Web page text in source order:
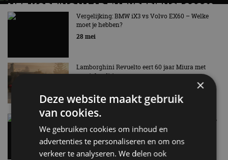
MET KORTING NAAR EV EXPERIENCE 2026?
AUTORAI REGELT HET!
EV Experience 2026 van 24 tot 26 september
Vergelijking: BMW iX3 vs Volvo EX60 – Welke
moet je hebben?
28 mei
Lamborghini Revuelto eert 60 jaar Miura met
speciale editie
Carbon fibre op je laadkabel: nergens voor nodig,
en precies daarom geweldig
5 aug
×
Deze website maakt gebruik
van cookies.
We gebruiken cookies om inhoud en
advertenties te personaliseren en om ons
verkeer te analyseren. We delen ook